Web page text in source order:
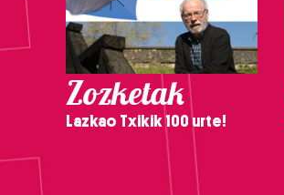
Zozketak
Lazkao Txikik 100 urte!